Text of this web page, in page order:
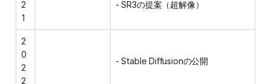
2
1
- SR3の提案（超解像）
2
0
2
2
- Stable Diffusionの公開